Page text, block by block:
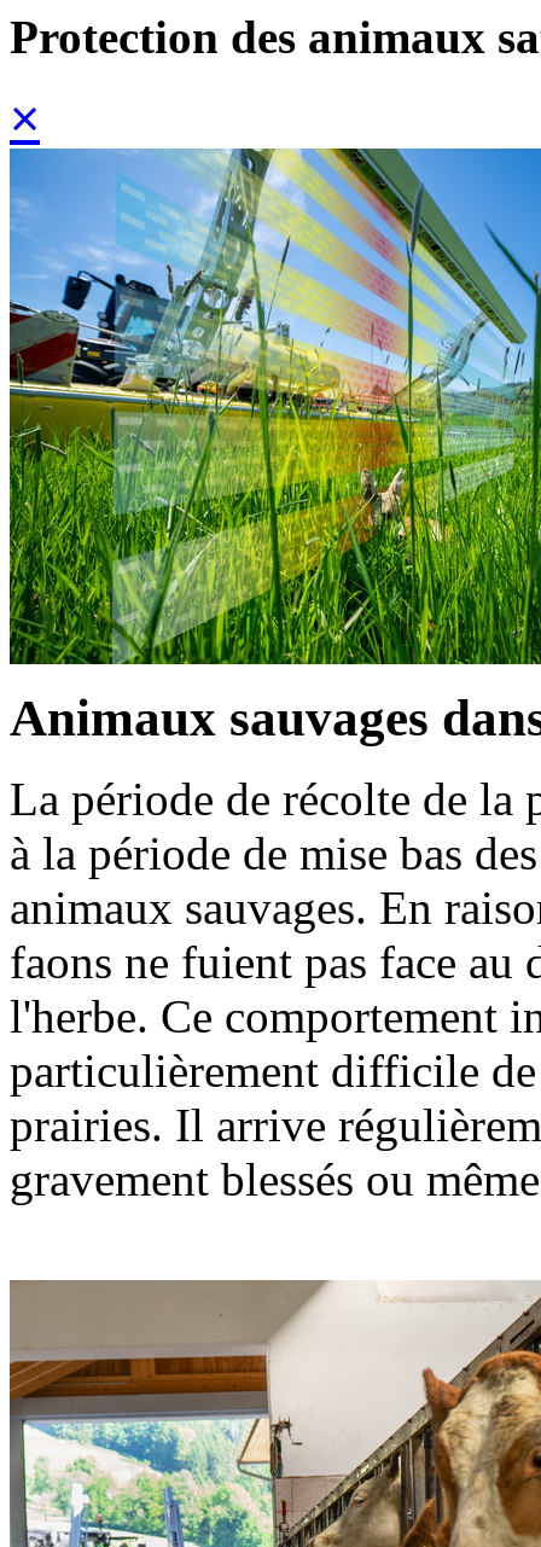
Protection des animaux
×
Animaux sauvages
La période de récolte de la
à la période de mise bas
animaux sauvages. En
faons ne fuient pas face au
l'herbe. Ce comportement
particulièrement difficile de
prairies. Il arrive
gravement blessés ou